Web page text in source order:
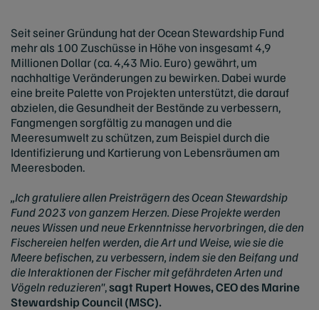
Seit seiner Gründung hat der Ocean Stewardship Fund
mehr als 100 Zuschüsse in Höhe von insgesamt 4,9
Millionen Dollar (ca. 4,43 Mio. Euro) gewährt, um
nachhaltige Veränderungen zu bewirken. Dabei wurde
eine breite Palette von Projekten unterstützt, die darauf
abzielen, die Gesundheit der Bestände zu verbessern,
Fangmengen sorgfältig zu managen und die
Meeresumwelt zu schützen, zum Beispiel durch die
Identifizierung und Kartierung von Lebensräumen am
Meeresboden.
„Ich gratuliere allen Preisträgern des Ocean Stewardship
Fund 2023 von ganzem Herzen. Diese Projekte werden
neues Wissen und neue Erkenntnisse hervorbringen, die den
Fischereien helfen werden, die Art und Weise, wie sie die
Meere befischen, zu verbessern, indem sie den Beifang und
die Interaktionen der Fischer mit gefährdeten Arten und
Vögeln reduzieren",sagt Rupert Howes, CEO des Marine
Stewardship Council (MSC).